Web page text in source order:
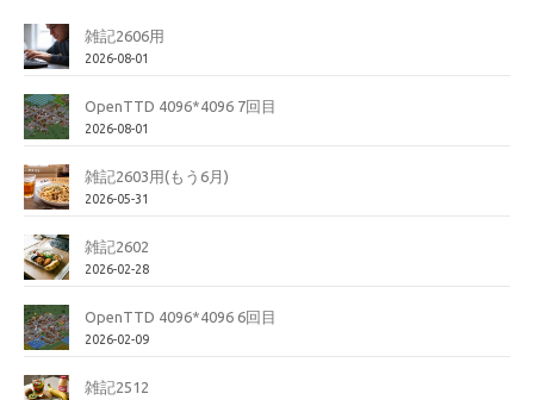
雑記2606用
2026-08-01
OpenTTD 4096*4096 7回目
2026-08-01
雑記2603用(もう6月)
2026-05-31
雑記2602
2026-02-28
OpenTTD 4096*4096 6回目
2026-02-09
雑記2512